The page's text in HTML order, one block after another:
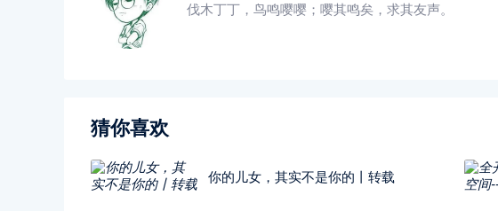
伐木丁丁，鸟鸣嘤嘤；嘤其鸣矣，求其友声。
猜你喜欢
你的儿女，其实不是你的丨转载